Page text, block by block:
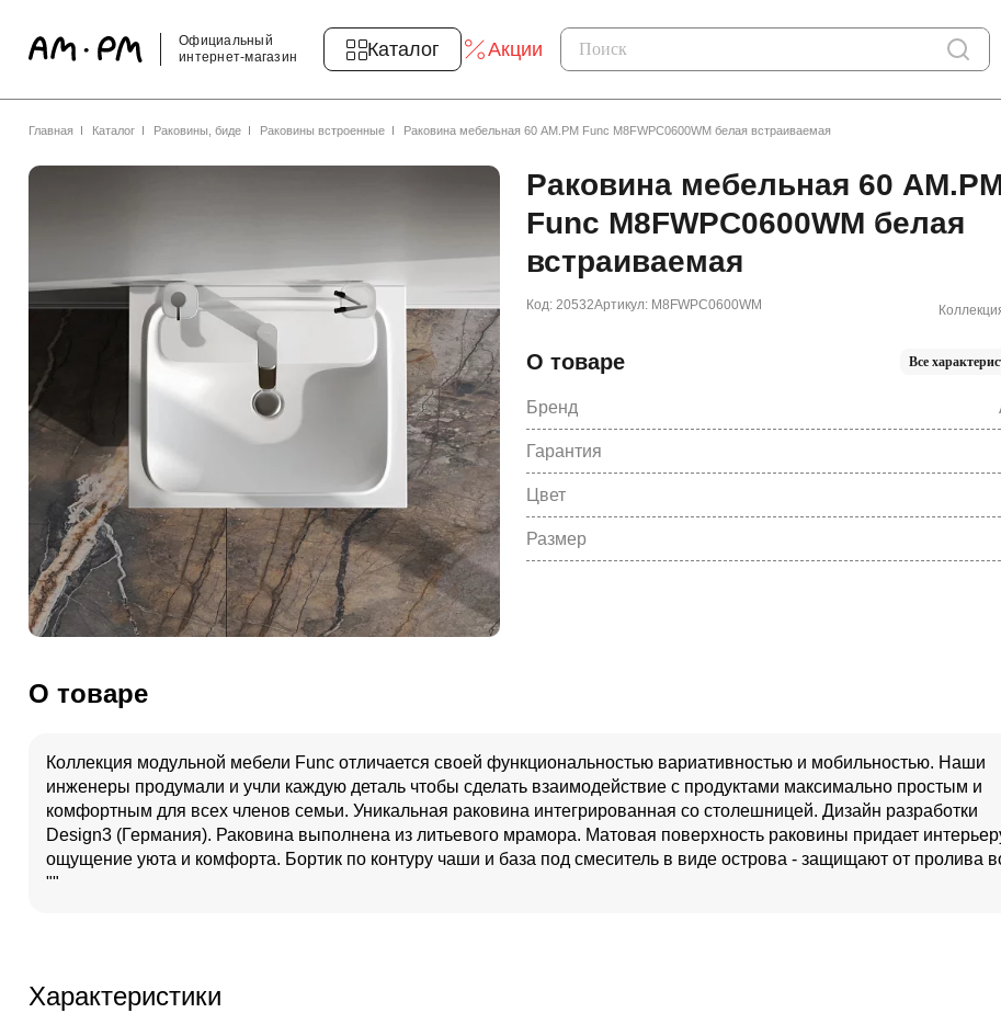
Официальный
интернет-магазин
Каталог Акции
Главная Каталог Раковины, биде Раковины встроенные Раковина мебельная 60 AM.PM Func M8FWPC0600WM белая встраиваемая
Раковина мебельная 60
Func M8FWPC0600WM белая
встраиваемая
Код: 20532Артикул: M8FWPC0600WM
О товаре Все
Бренд
Гарантия
Цвет
Размер
О товаре
Коллекция модульной мебели Func отличается своей функциональностью вариативностью и мобильностью. Наши
инженеры продумали и учли каждую деталь чтобы сделать взаимодействие с продуктами максимально простым и
комфортным для всех членов семьи. Уникальная раковина интегрированная со столешницей. Дизайн разработки
Design3 (Германия). Раковина выполнена из литьевого мрамора. Матовая поверхность раковины придает
ощущение уюта и комфорта. Бортик по контуру чаши и база под смеситель в виде острова - защищают от пролива
""
Характеристики